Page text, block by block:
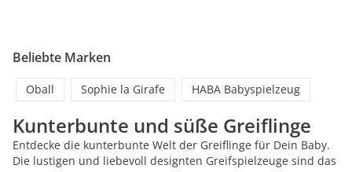
Beliebte Marken
Oball Sophie la Girafe HABA Babyspielzeug
Kunterbunte und süße Greiflinge
Entdecke die kunterbunte Welt der Greiflinge für Dein Baby.
Die lustigen und liebevoll designten Greifspielzeuge sind das